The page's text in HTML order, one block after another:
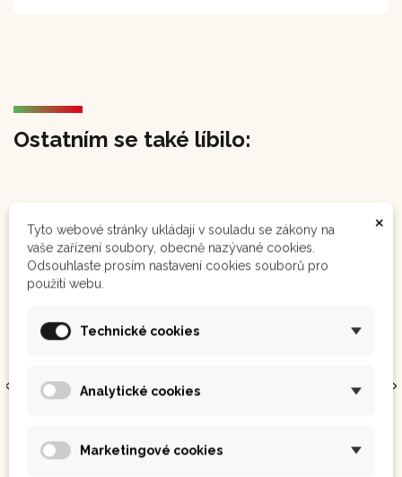
Ostatním se také líbilo:
Oblíbené
duševního stavu a
psychického
×
Tyto webové stránky ukládají v souladu se zákony na
vaše zařízení soubory, obecně nazývané cookies.
Odsouhlaste prosím nastavení cookies souborů pro
použití webu.
Technické cookies
Analytické cookies
Marketingové cookies